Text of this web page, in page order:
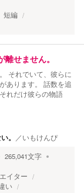
短編
離せません。
それでいて、彼らに
あります。 話数を追
れだけ彼らの物語
。 ／いもけんぴ
265,041文字
イター
い